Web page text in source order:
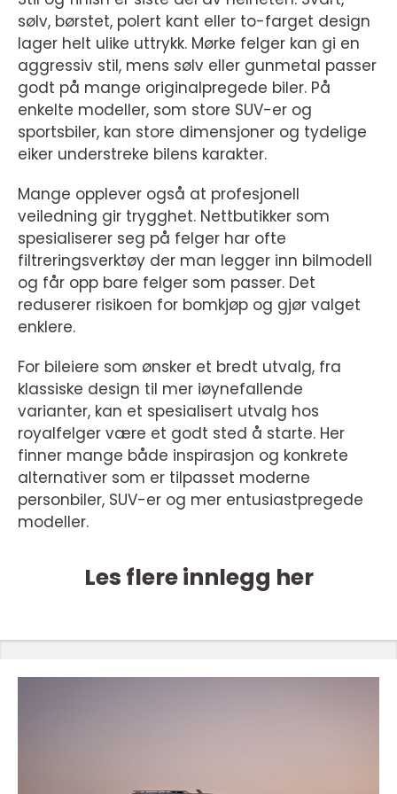
sølv, børstet, polert kant eller to-farget design
lager helt ulike uttrykk. Mørke felger kan gi en
aggressiv stil, mens sølv eller gunmetal passer
godt på mange originalpregede biler. På
enkelte modeller, som store SUV-er og
sportsbiler, kan store dimensjoner og tydelige
eiker understreke bilens karakter.
Mange opplever også at profesjonell
veiledning gir trygghet. Nettbutikker som
spesialiserer seg på felger har ofte
filtreringsverktøy der man legger inn bilmodell
og får opp bare felger som passer. Det
reduserer risikoen for bomkjøp og gjør valget
enklere.
For bileiere som ønsker et bredt utvalg, fra
klassiske design til mer iøynefallende
varianter, kan et spesialisert utvalg hos
royalfelger være et godt sted å starte. Her
finner mange både inspirasjon og konkrete
alternativer som er tilpasset moderne
personbiler, SUV-er og mer entusiastpregede
modeller.
Les flere innlegg her